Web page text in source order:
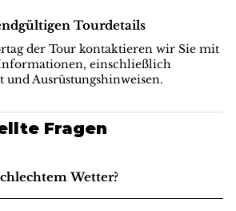
Tourdetails
der Tour kontaktieren wir Sie mit
einschließlich
Ausrüstungshinweisen.
Fragen
Wetter?